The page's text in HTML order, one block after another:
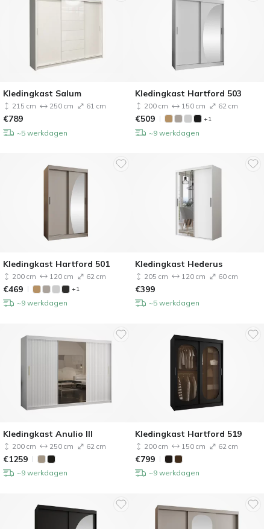
Kledingkast Salum
215 cm 250 cm 61 cm
€789
~5 werkdagen
Kledingkast Hartford 503
200 cm 150 cm 62 cm
€509 +1
~9 werkdagen
Kledingkast Hartford 501
200 cm 120 cm 62 cm
€469 +1
~9 werkdagen
Kledingkast Hederus
205 cm 120 cm 60 cm
€399
~5 werkdagen
Kledingkast Anulio III
200 cm 250 cm 62 cm
€1259
~9 werkdagen
Kledingkast Hartford 519
200 cm 150 cm 62 cm
€799
~9 werkdagen